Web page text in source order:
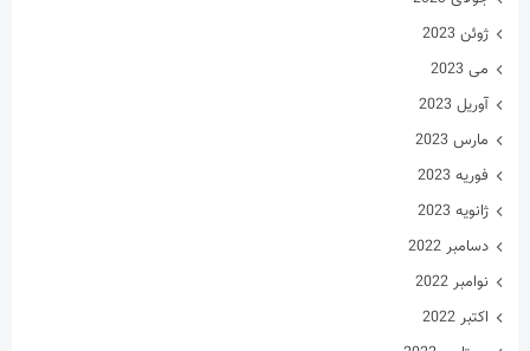
فوریه 2023
ژانویه 2023
دسامبر 2022
نوامبر 2022
اکتبر 2022
سپتامبر 2022
آگوست 2022
جولای 2022
ژوئن 2022